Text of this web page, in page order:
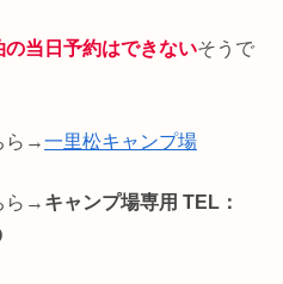
の当日予約はできないそうで
ら→一里松キャンプ場
ら→ キャンプ場専用 TEL：